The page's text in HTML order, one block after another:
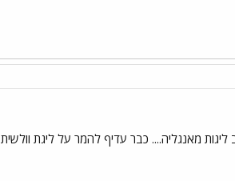
מאנגליה.... כבר עדיף להמר על ליגת וולשית